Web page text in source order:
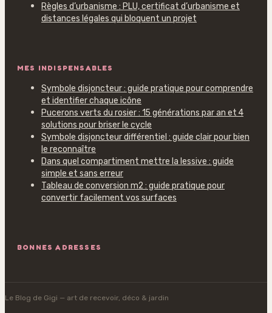
Règles d’urbanisme : PLU, certificat d’urbanisme et
distances légales qui bloquent un projet
MES INDISPENSABLES
Symbole disjoncteur : guide pratique pour comprendre
et identifier chaque icône
Pucerons verts du rosier : 15 générations par an et 4
solutions pour briser le cycle
Symbole disjoncteur différentiel : guide clair pour bien
le reconnaître
Dans quel compartiment mettre la lessive : guide
simple et sans erreur
Tableau de conversion m2 : guide pratique pour
convertir facilement vos surfaces
BONNES ADRESSES
Le Blog de Gigi — art de recevoir, déco & jardin